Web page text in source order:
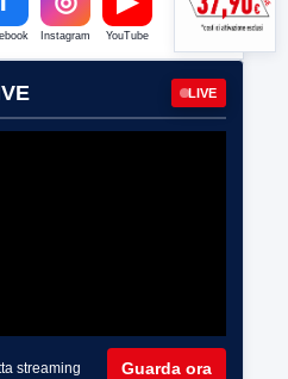
Instagram YouTube
LIVE
streaming Guarda ora